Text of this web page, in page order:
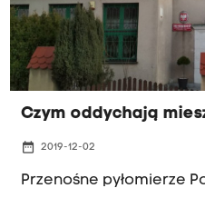
Czym oddychają
date_range 2019-12-02
Przenośne pyłomierze